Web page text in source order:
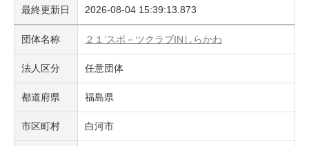
最終更新日 2026-08-04 15:39:13.873
団体名称 ２１’スポ－ツクラブINしらかわ
法人区分 任意団体
都道府県 福島県
市区町村 白河市